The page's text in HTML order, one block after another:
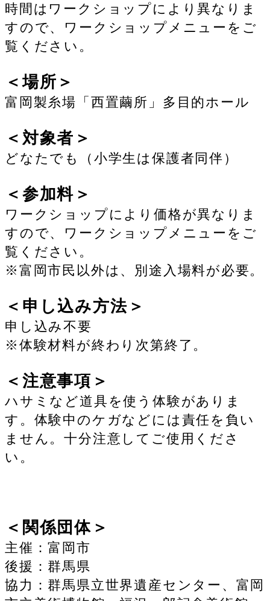
時間はワークショップにより異なりま
すので、ワークショップメニューをご
覧ください。
＜場所＞
富岡製糸場「西置繭所」多目的ホール
＜対象者＞
どなたでも（小学生は保護者同伴）
＜参加料＞
ワークショップにより価格が異なりま
すので、ワークショップメニューをご
覧ください。
※富岡市民以外は、別途入場料が必要。
＜申し込み方法＞
申し込み不要
※体験材料が終わり次第終了。
＜注意事項＞
ハサミなど道具を使う体験がありま
す。体験中のケガなどには責任を負い
ません。十分注意してご使用くださ
い。
＜関係団体＞
主催：富岡市
後援：群馬県
協力：群馬県立世界遺産センター、富岡